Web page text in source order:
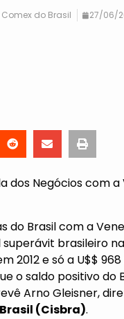
Comex do Brasil 27/06/
Negócios com a
do Brasil com a
brasileiro
2012 e só a U$$
o saldo positivo do
Arno Gleisner,
(Cisbra).